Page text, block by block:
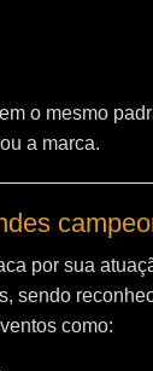
o mesmo
a marca.
por sua
sendo
como: